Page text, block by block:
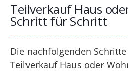
Teilverkauf Haus
Schritt für Schritt
Die nachfolgenden
Teilverkauf Haus oder